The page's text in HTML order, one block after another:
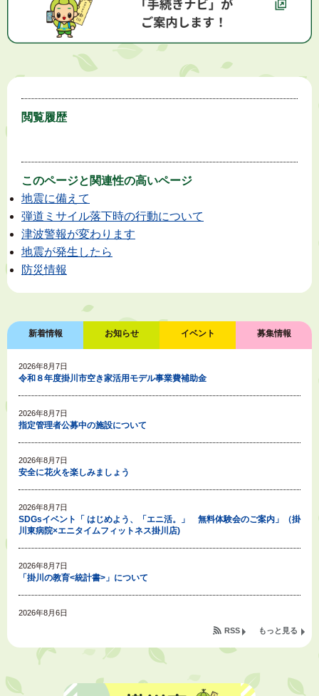
閲覧履歴
このページと 関連性の高いページ
地震に備えて
弾道ミサイル落下時の行動について
津波警報が変わります
地震が発生したら
防災情報
新着情報 お知らせ イベント 募集情報
2026年8月7日
令和８年度掛川市空き家活用モデル事業費補助金
2026年8月7日
指定管理者公募中の施設について
2026年8月7日
安全に花火を楽しみましょう
2026年8月7日
SDGsイベント「 はじめよう、「エニ活。」 無料体験会のご案内」（掛
川東病院×エニタイムフィットネス掛川店)
2026年8月7日
「掛川の教育<統計書>」について
2026年8月6日
令和８年度公民館等（大東北公民館、大須賀中央公民館）講座のお知らせ
2026年8月6日
もっと見る
RSS